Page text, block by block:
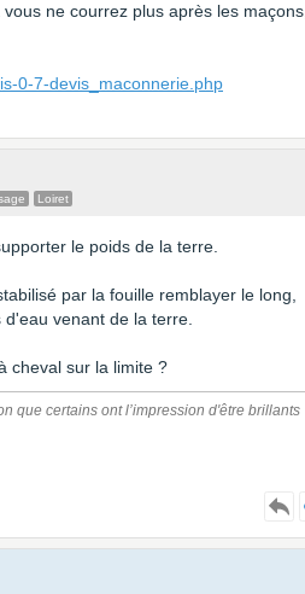
ne courrez plus après les maçons,
0-7-devis_maconnerie.php
Loiret
le poids de la terre.
par la fouille remblayer le long,
venant de la terre.
cheval sur la limite ?
que certains ont l’impression d'être brillants